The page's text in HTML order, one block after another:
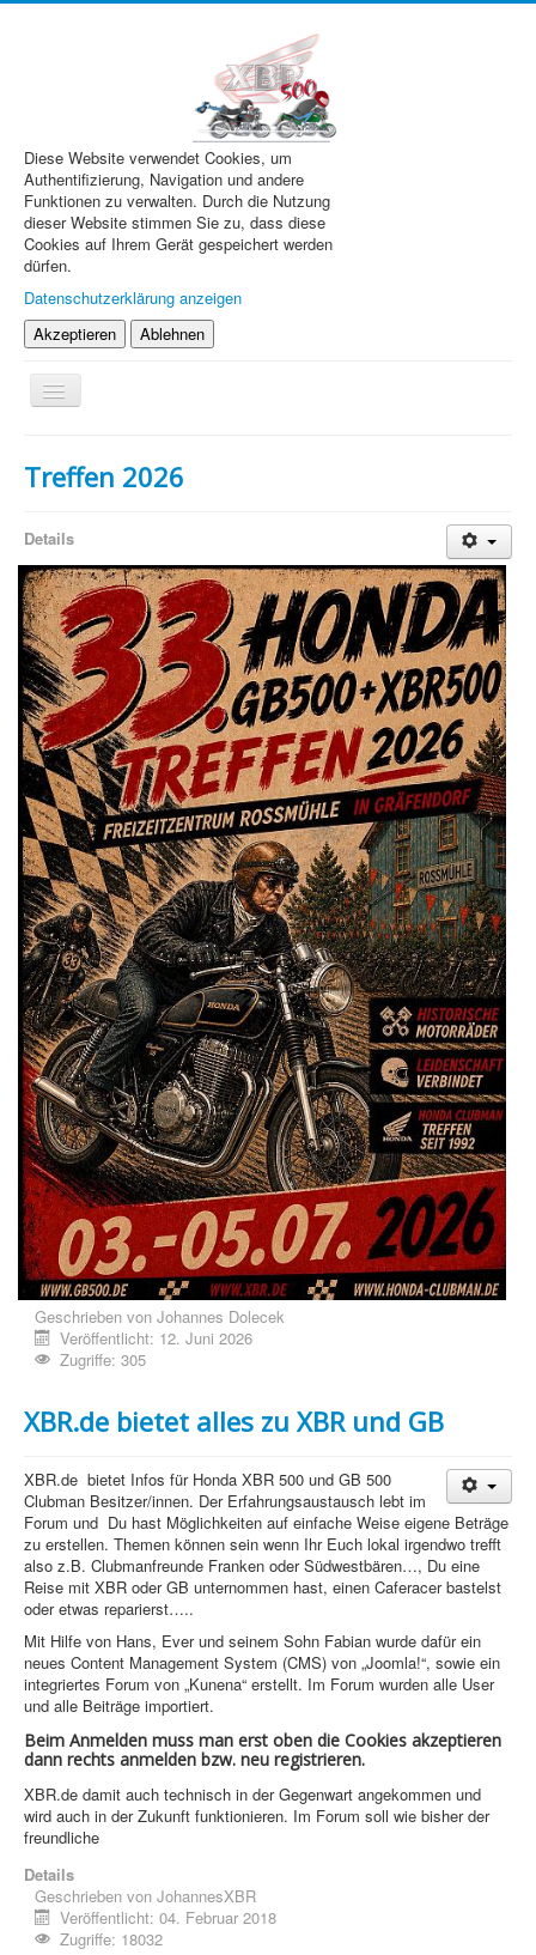
Diese Website verwendet Cookies, um
Authentifizierung, Navigation und andere
Funktionen zu verwalten. Durch die Nutzung
dieser Website stimmen Sie zu, dass diese
Cookies auf Ihrem Gerät gespeichert werden
dürfen.
Datenschutzerklärung anzeigen
Akzeptieren
Ablehnen
Navigation
an/aus
Technik
Forum
Treffen & Touren
Cafe-Ecke
Suche
Treffen 2026
Details
Geschrieben von Johannes Dolecek
Veröffentlicht: 12. Juni 2026
Zugriffe: 305
XBR.de bietet alles zu XBR und GB
XBR.de bietet Infos für Honda XBR 500 und GB 500
Clubman Besitzer/innen. Der Erfahrungsaustausch lebt im
Forum und Du hast Möglichkeiten auf einfache Weise eigene Beträge
zu erstellen. Themen können sein wenn Ihr Euch lokal irgendwo trefft
also z.B. Clubmanfreunde Franken oder Südwestbären…, Du eine
Reise mit XBR oder GB unternommen hast, einen Caferacer bastelst
oder etwas reparierst…..
Mit Hilfe von Hans, Ever und seinem Sohn Fabian wurde dafür ein
neues Content Management System (CMS) von „Joomla!“, sowie ein
integriertes Forum von „Kunena“ erstellt. Im Forum wurden alle User
und alle Beiträge importiert.
Beim Anmelden muss man erst oben die Cookies akzeptieren
dann rechts anmelden bzw. neu registrieren.
XBR.de damit auch technisch in der Gegenwart angekommen und
wird auch in der Zukunft funktionieren. Im Forum soll wie bisher der
freundliche
Details
Geschrieben von JohannesXBR
Veröffentlicht: 04. Februar 2018
Zugriffe: 18032